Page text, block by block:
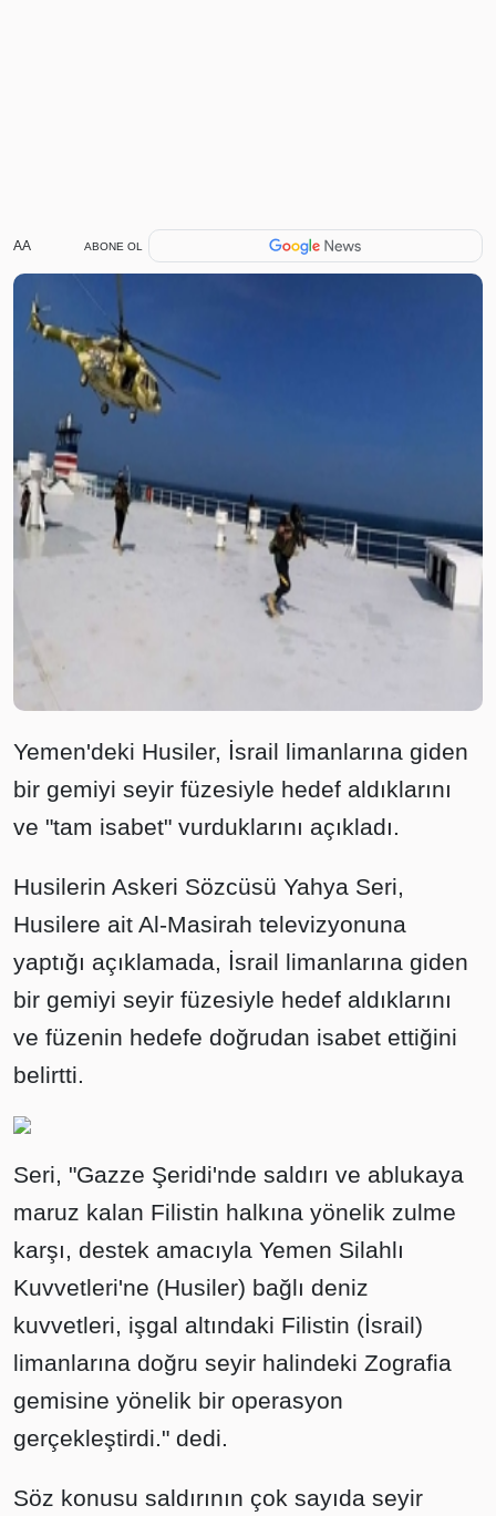
AA ABONE OL
Yemen'deki Husiler, İsrail limanlarına giden
bir gemiyi seyir füzesiyle hedef aldıklarını
ve "tam isabet" vurduklarını açıkladı.
Husilerin Askeri Sözcüsü Yahya Seri,
Husilere ait Al-Masirah televizyonuna
yaptığı açıklamada, İsrail limanlarına giden
bir gemiyi seyir füzesiyle hedef aldıklarını
ve füzenin hedefe doğrudan isabet ettiğini
belirtti.
Seri, "Gazze Şeridi'nde saldırı ve ablukaya
maruz kalan Filistin halkına yönelik zulme
karşı, destek amacıyla Yemen Silahlı
Kuvvetleri'ne (Husiler) bağlı deniz
kuvvetleri, işgal altındaki Filistin (İsrail)
limanlarına doğru seyir halindeki Zografia
gemisine yönelik bir operasyon
gerçekleştirdi." dedi.
Söz konusu saldırının çok sayıda seyir